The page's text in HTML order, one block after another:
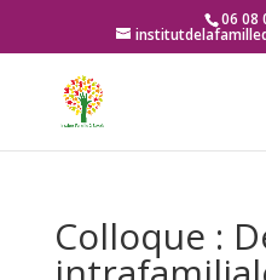
06 08
Colloque :